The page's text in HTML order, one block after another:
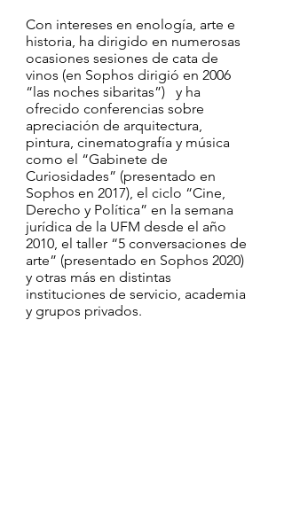
Con intereses en enología, arte e
historia, ha dirigido en numerosas
ocasiones sesiones de cata de
vinos (en Sophos dirigió en 2006
“las noches sibaritas”) y ha
ofrecido conferencias sobre
apreciación de arquitectura,
pintura, cinematografía y música
como el “Gabinete de
Curiosidades” (presentado en
Sophos en 2017), el ciclo “Cine,
Derecho y Política” en la semana
jurídica de la UFM desde el año
2010, el taller “5 conversaciones de
arte” (presentado en Sophos 2020)
y otras más en distintas
instituciones de servicio, academia
y grupos privados.